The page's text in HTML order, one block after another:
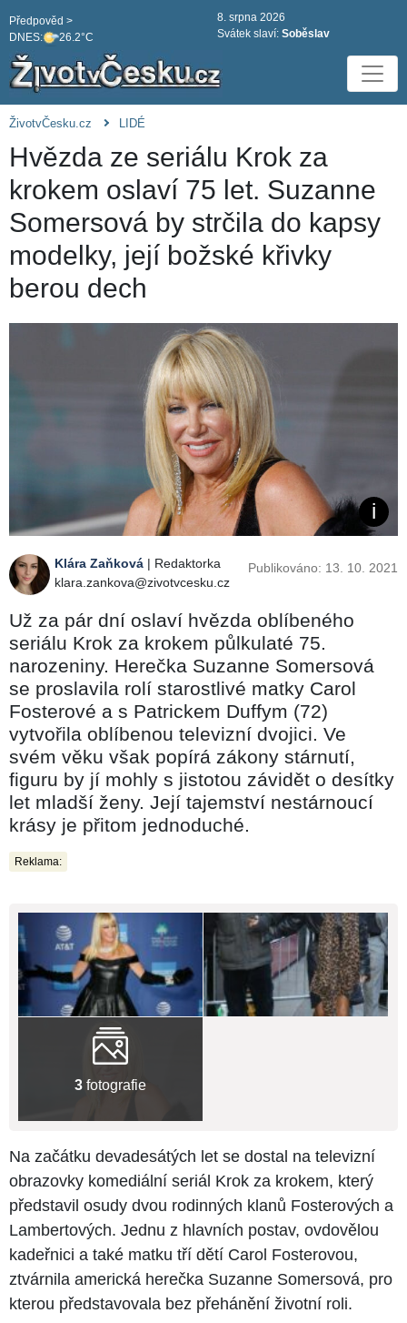
DNES: 26.2°C
Předpověd >
8. srpna 2026
Svátek slaví: Soběslav
ŽivotvČesku.cz LIDÉ
Hvězda ze seriálu Krok za
krokem oslaví 75 let. Suzanne
Somersová by strčila do kapsy
modelky, její božské křivky
berou dech
Klára Zaňková | Redaktorka
klara.zankova@zivotvcesku.cz
Publikováno: 13. 10. 2021
Už za pár dní oslaví hvězda oblíbeného
seriálu Krok za krokem půlkulaté 75.
narozeniny. Herečka Suzanne Somersová
se proslavila rolí starostlivé matky Carol
Fosterové a s Patrickem Duffym (72)
vytvořila oblíbenou televizní dvojici. Ve
svém věku však popírá zákony stárnutí,
figuru by jí mohly s jistotou závidět o desítky
let mladší ženy. Její tajemství nestárnoucí
krásy je přitom jednoduché.
Reklama:
3 fotografie
Na začátku devadesátých let se dostal na televizní
obrazovky komediální seriál Krok za krokem, který
představil osudy dvou rodinných klanů Fosterových a
Lambertových. Jednu z hlavních postav, ovdovělou
kadeřnici a také matku tří dětí Carol Fosterovou,
ztvárnila americká herečka Suzanne Somersová, pro
kterou představovala bez přehánění životní roli.